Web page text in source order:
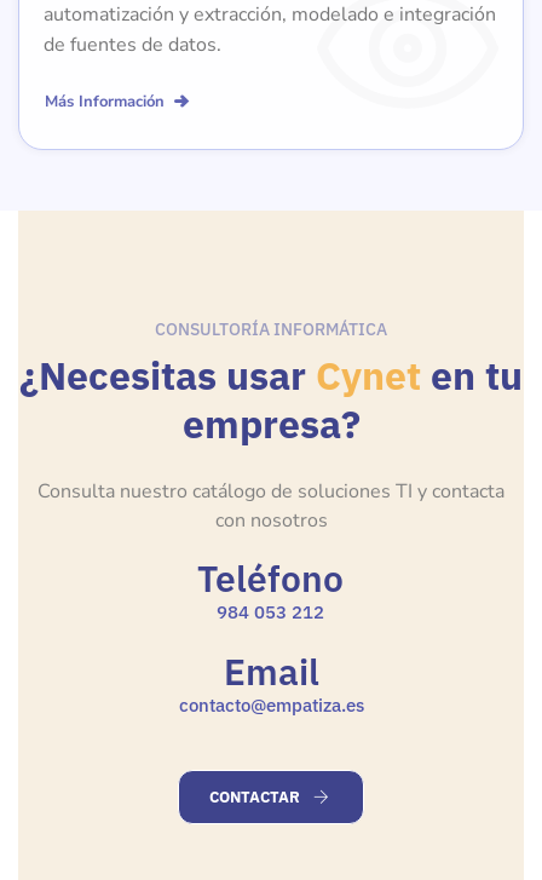
automatización y extracción, modelado e integración
de fuentes de datos.
Más Información
CONSULTORÍA INFORMÁTICA
¿Necesitas usar Cynet en tu
empresa?
Consulta nuestro catálogo de soluciones TI y contacta
con nosotros
Teléfono
984 053 212
Email
contacto@empatiza.es
CONTACTAR